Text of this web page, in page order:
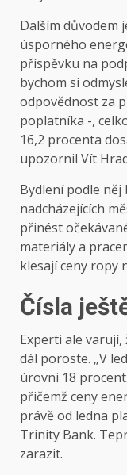
Dalším důvodem
úsporného
příspěvku na
bychom si
odpovědnost za
poplatníka -,
16,2 procenta
upozornil Vít
Bydlení podle
nadcházejících
přinést
materiály a
klesají ceny ropy
Čísla
Experti ale
dál poroste. „V
úrovni 18
přičemž ceny
právě od ledna
Trinity Bank.
zarazit.